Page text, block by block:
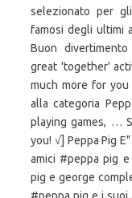
selezionato per
famosi degli ultimi
Buon
great 'together'
much more for you
alla categoria
playing games, …
you! √] Peppa Pig
amici #peppa pig
pig e george